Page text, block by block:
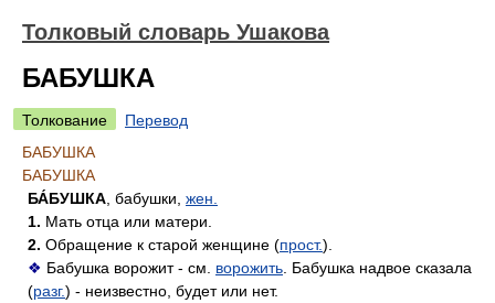
Толковый словарь Ушакова
БАБУШКА
Толкование
Перевод
БАБУШКА
БАБУШКА
БА́БУШКА , бабушки, жен.
1. Мать отца или матери.
2. Обращение к старой женщине (прост.).
❖ Бабушка ворожит - см. ворожить . Бабушка надвое сказала
(разг.) - неизвестно, будет или нет.